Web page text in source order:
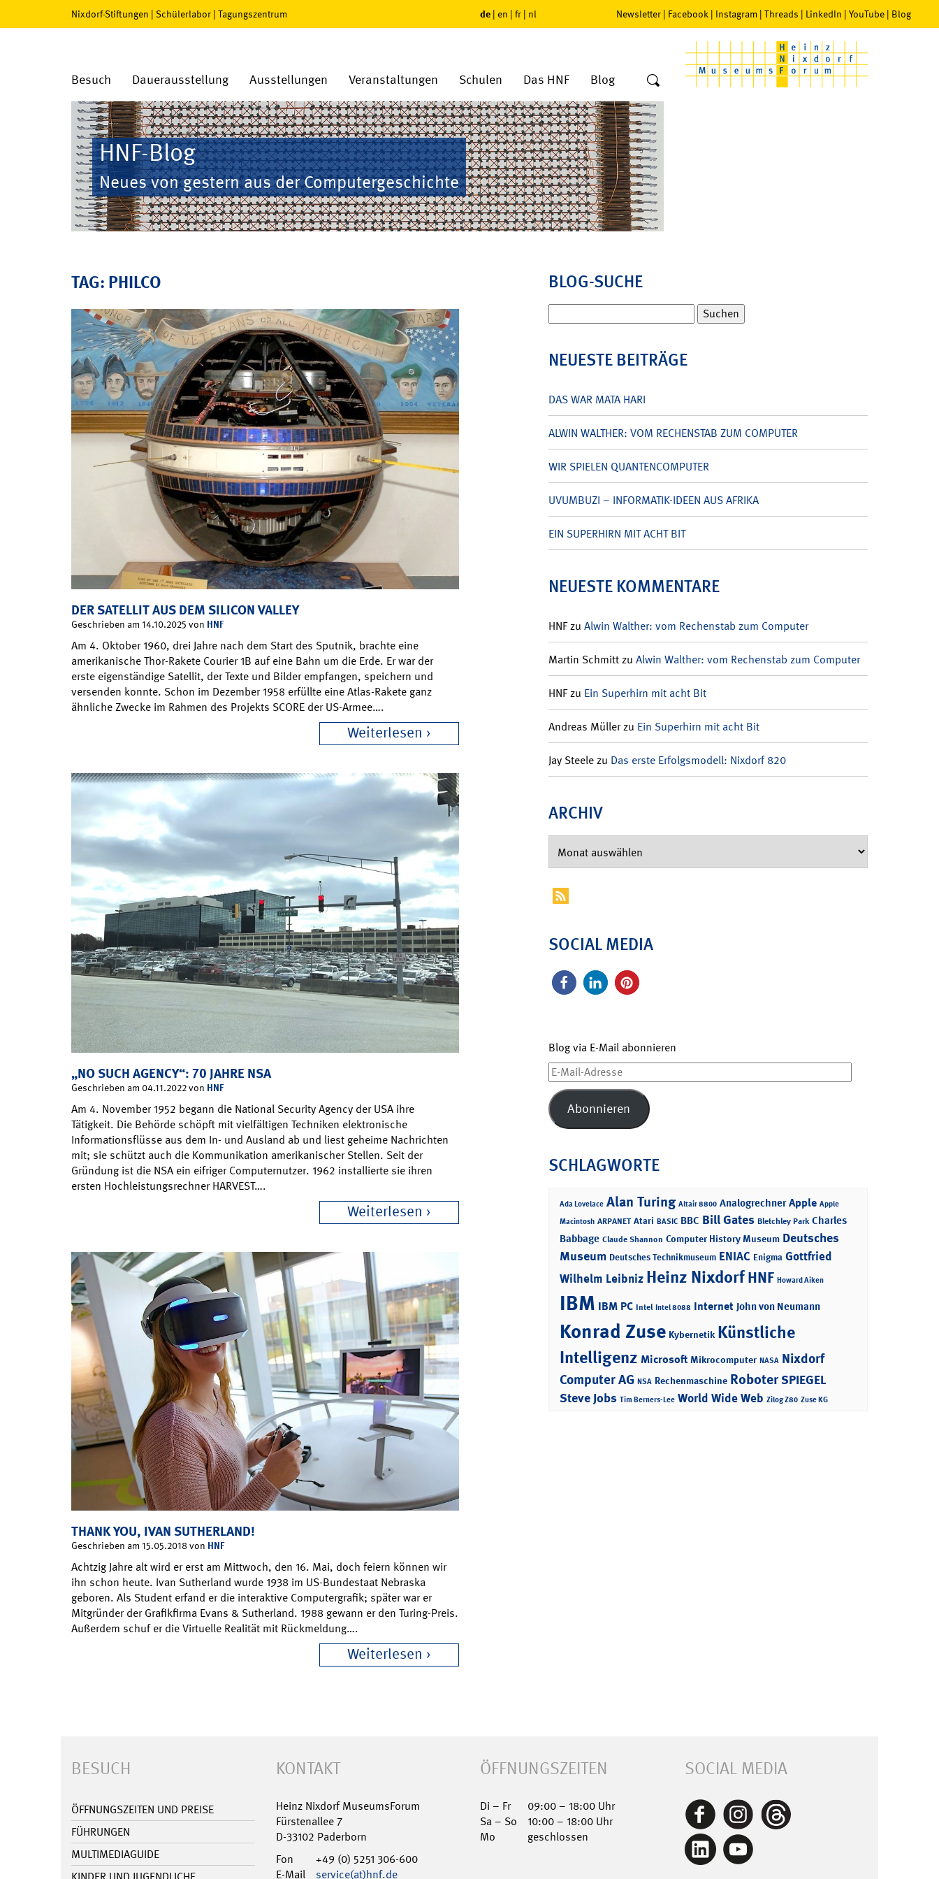
Nixdorf-Stiftungen | Schülerlabor | Tagungszentrum de | en | fr | nl Newsletter | Facebook | Instagram | Threads | LinkedIn | YouTube | Blog
Besuch Dauerausstellung Ausstellungen Veranstaltungen Schulen Das HNF Blog
HNF-Blog
Neues von gestern aus der Computergeschichte
TAG: PHILCO
DER SATELLIT AUS DEM SILICON VALLEY
Geschrieben am 14.10.2025 von HNF
Am 4. Oktober 1960, drei Jahre nach dem Start des Sputnik, brachte eine
amerikanische Thor-Rakete Courier 1B auf eine Bahn um die Erde. Er war der
erste eigenständige Satellit, der Texte und Bilder empfangen, speichern und
versenden konnte. Schon im Dezember 1958 erfüllte eine Atlas-Rakete ganz
ähnliche Zwecke im Rahmen des Projekts SCORE der US-Armee….
Weiterlesen
„NO SUCH AGENCY“: 70 JAHRE NSA
Geschrieben am 04.11.2022 von HNF
Am 4. November 1952 begann die National Security Agency der USA ihre
Tätigkeit. Die Behörde schöpft mit vielfältigen Techniken elektronische
Informationsflüsse aus dem In- und Ausland ab und liest geheime Nachrichten
mit; sie schützt auch die Kommunikation amerikanischer Stellen. Seit der
Gründung ist die NSA ein eifriger Computernutzer. 1962 installierte sie ihren
ersten Hochleistungsrechner HARVEST….
Weiterlesen
THANK YOU, IVAN SUTHERLAND!
Geschrieben am 15.05.2018 von HNF
Achtzig Jahre alt wird er erst am Mittwoch, den 16. Mai, doch feiern können wir
ihn schon heute. Ivan Sutherland wurde 1938 im US-Bundestaat Nebraska
geboren. Als Student erfand er die interaktive Computergrafik; später war er
Mitgründer der Grafikfirma Evans & Sutherland. 1988 gewann er den Turing-Preis.
Außerdem schuf er die Virtuelle Realität mit Rückmeldung….
Weiterlesen
BLOG-SUCHE
nach:
NEUESTE BEITRÄGE
DAS WAR MATA HARI
ALWIN WALTHER: VOM RECHENSTAB ZUM COMPUTER
WIR SPIELEN QUANTENCOMPUTER
UVUMBUZI – INFORMATIK-IDEEN AUS AFRIKA
EIN SUPERHIRN MIT ACHT BIT
NEUESTE KOMMENTARE
HNFzu Alwin Walther: vom Rechenstab zum Computer
Martin Schmittzu Alwin Walther: vom Rechenstab zum Computer
HNFzu Ein Superhirn mit acht Bit
Andreas Müllerzu Ein Superhirn mit acht Bit
Jay Steelezu Das erste Erfolgsmodell: Nixdorf 820
ARCHIV
SOCIAL MEDIA
Blog via E-Mail abonnieren
E-
Mail-
Adresse
Abonnieren
SCHLAGWORTE
Ada Lovelace Alan Turing Altair 8800 Analogrechner Apple Apple
Macintosh ARPANET Atari BASIC BBC Bill Gates Bletchley Park Charles
Babbage Claude Shannon Computer History Museum Deutsches
Museum Deutsches Technikmuseum ENIAC Enigma Gottfried
Wilhelm Leibniz Heinz NixdorfHNF Howard Aiken
IBM IBM PC Intel Intel 8088 Internet John von Neumann
Konrad Zuse Kybernetik Künstliche
Intelligenz Microsoft Mikrocomputer NASA Nixdorf
Computer AG NSA Rechenmaschine RoboterSPIEGEL
Steve Jobs Tim Berners-Lee World Wide Web Zilog Z80 Zuse KG
BESUCH
ÖFFNUNGSZEITEN UND PREISE
FÜHRUNGEN
MULTIMEDIAGUIDE
KONTAKT
Heinz Nixdorf MuseumsForum
Fürstenallee 7
D-33102 Paderborn
Fon
+49 (0) 5251 306-600
E-Mail
service(at)hnf.de
ÖFFNUNGSZEITEN
Di – Fr
09:00 – 18:00 Uhr
Sa – So
10:00 – 18:00 Uhr
Mo
geschlossen
SOCIAL MEDIA